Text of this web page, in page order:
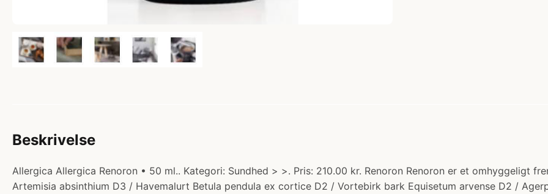
Beskrivelse
Allergica Allergica Renoron • 50 ml.. Kategori: Sundhed > >. Pris: 210.00 kr. Renoron Renoron er et omhyggeligt
Artemisia absinthium D3 / Havemalurt Betula pendula ex cortice D2 / Vortebirk bark Equisetum arvense D2 /